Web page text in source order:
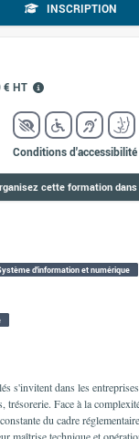
d'information et numérique
s'invitent dans les
trésorerie. Face à la
du cadre
INSCRIPTION
€ HT
Conditions d'accessibilité
cette formation